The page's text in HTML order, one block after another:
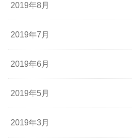
2019年8月
2019年7月
2019年6月
2019年5月
2019年3月